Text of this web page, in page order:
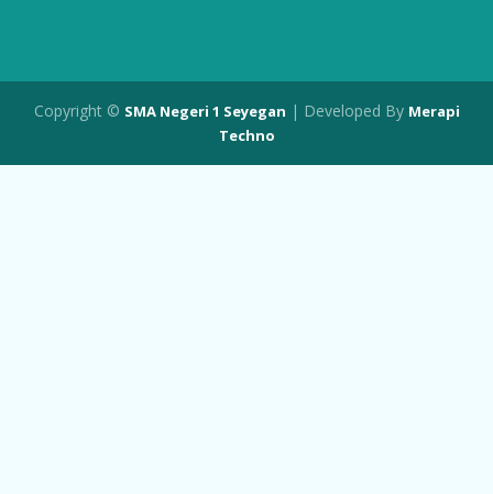
Copyright © SMA Negeri 1 Seyegan | Developed By Merapi
Techno